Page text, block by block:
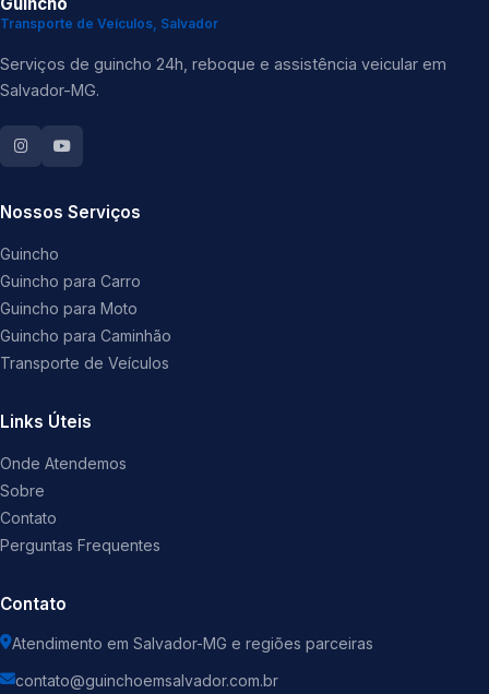
Transporte de Veículos, Salvador
Serviços de guincho 24h, reboque e assistência veicular em
Salvador-MG.
Nossos Serviços
Guincho
Guincho para Carro
Guincho para Moto
Guincho para Caminhão
Transporte de Veículos
Links Úteis
Onde Atendemos
Sobre
Contato
Perguntas Frequentes
Contato
Atendimento em Salvador-MG e regiões parceiras
contato@guinchoemsalvador.com.br